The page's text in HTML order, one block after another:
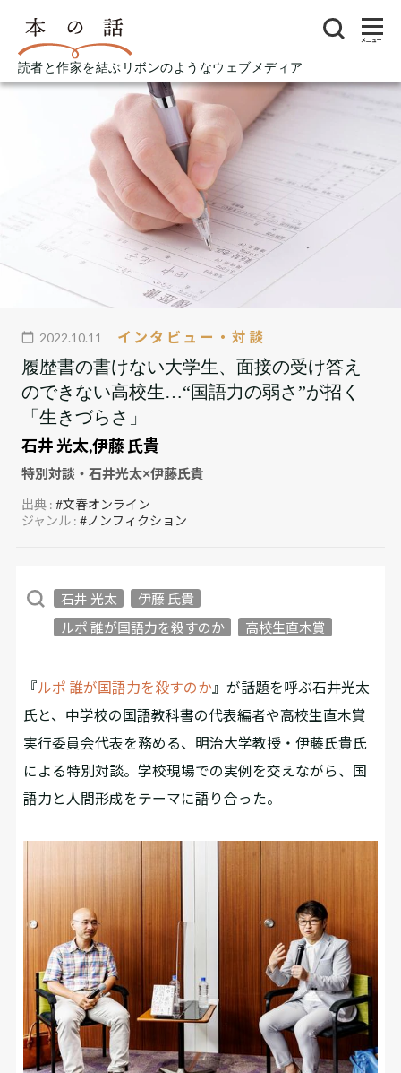
読者と作家を結ぶリボンのようなウェブメディア
メニュー
2022.10.11 インタビュー・対談
履歴書の書けない大学生、面接の受け答え
のできない高校生…“国語力の弱さ”が招く
「生きづらさ」
石井 光太,伊藤 氏貴
特別対談・石井光太×伊藤氏貴
出典 :#文春オンライン
ジャンル :#ノンフィクション
石井 光太
伊藤 氏貴
ルポ 誰が国語力を殺すのか
高校生直木賞
『ルポ 誰が国語力を殺すのか』が話題を呼ぶ石井光太
氏と、中学校の国語教科書の代表編者や高校生直木賞
実行委員会代表を務める、明治大学教授・伊藤氏貴氏
による特別対談。学校現場での実例を交えながら、国
語力と人間形成をテーマに語り合った。